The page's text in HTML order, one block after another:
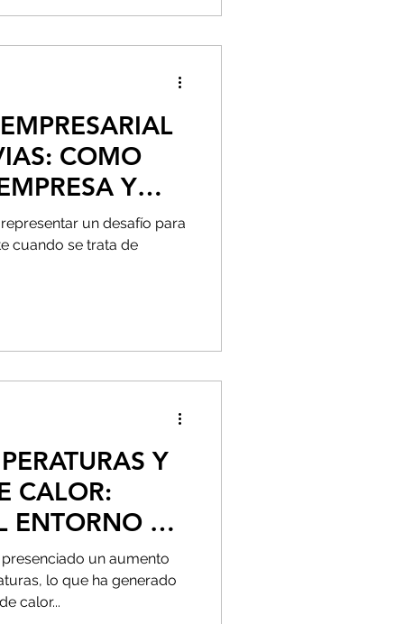
COMO
Y
un desafío para
cuando se trata de
Y
CALOR:
ENTORNO Y
un aumento
lo que ha generado
calor...